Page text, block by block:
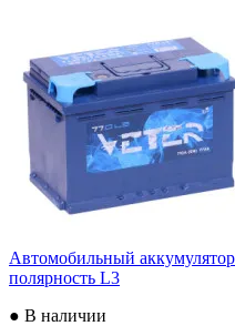
Автомобильный
полярность L3
● В наличии